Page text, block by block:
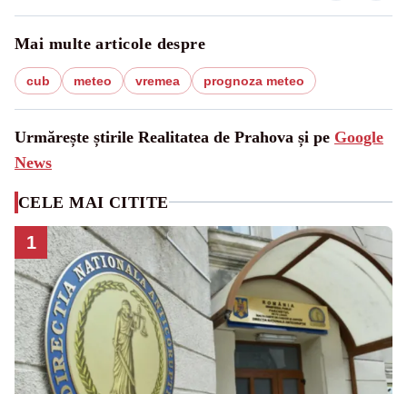
Mai multe articole despre
cub meteo vremea prognoza meteo
Urmărește știrile Realitatea de Prahova și pe Google
News
CELE MAI CITITE
1